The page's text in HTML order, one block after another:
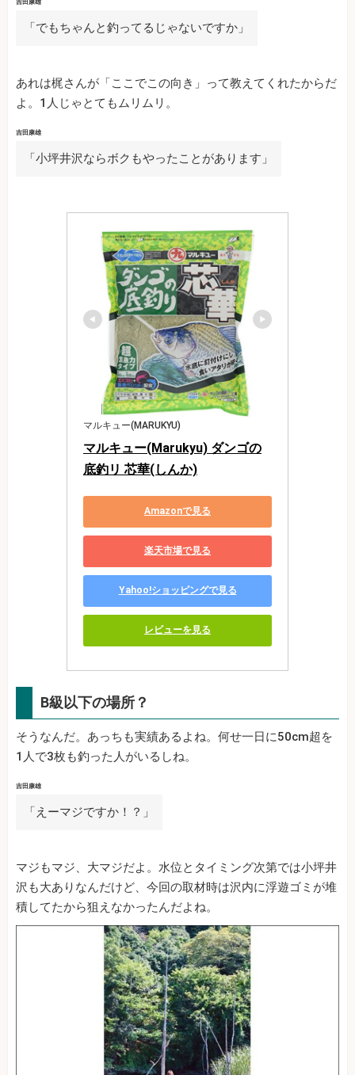
吉田康雄
「でもちゃんと釣ってるじゃないですか」
あれは梶さんが「ここでこの向き」って教えてくれたからだ
よ。1人じゃとてもムリムリ。
吉田康雄
「小坪井沢ならボクもやったことがあります」
マルキュー(MARUKYU)
マルキュー(Marukyu) ダンゴの
底釣リ 芯華(しんか)
Amazonで見る
楽天市場で見る
Yahoo!ショッピングで見る
レビューを見る
B級以下の場所？
そうなんだ。あっちも実績あるよね。何せ一日に50cm超を
1人で3枚も釣った人がいるしね。
吉田康雄
「えーマジですか！？」
マジもマジ、大マジだよ。水位とタイミング次第では小坪井
沢も大ありなんだけど、今回の取材時は沢内に浮遊ゴミが堆
積してたから狙えなかったんだよね。